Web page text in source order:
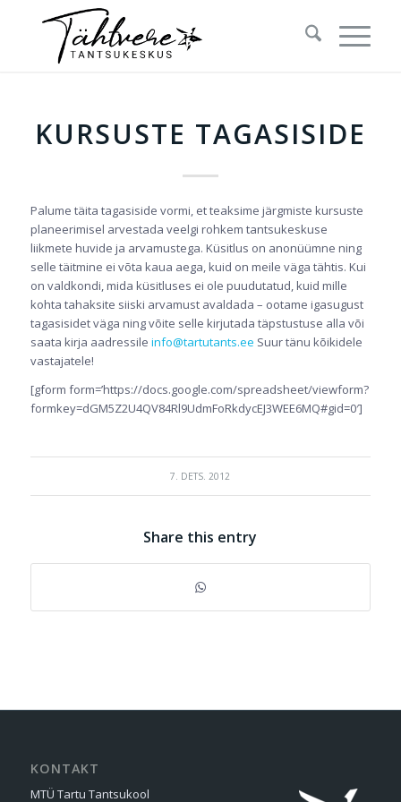
KURSUSTE TAGASISIDE
Palume täita tagasiside vormi, et teaksime järgmiste kursuste
planeerimisel arvestada veelgi rohkem tantsukeskuse
liikmete huvide ja arvamustega. Küsitlus on anonüümne ning
selle täitmine ei võta kaua aega, kuid on meile väga tähtis. Kui
on valdkondi, mida küsitluses ei ole puudutatud, kuid mille
kohta tahaksite siiski arvamust avaldada – ootame igasugust
tagasisidet väga ning võite selle kirjutada täpstustuse alla või
saata kirja aadressile info@tartutants.ee Suur tänu kõikidele
vastajatele!
[gform form=’https://docs.google.com/spreadsheet/viewform?
formkey=dGM5Z2U4QV84Rl9UdmFoRkdycEJ3WEE6MQ#gid=0′]
7. DETS. 2012
Share this entry
KONTAKT
MTÜ Tartu Tantsukool